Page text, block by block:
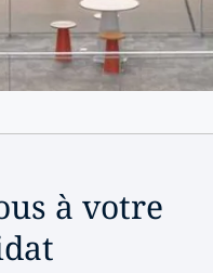
à votre